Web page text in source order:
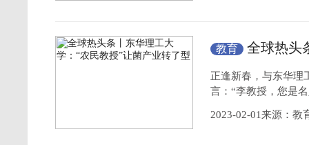
教育
全球热头
产业转了型
正逢新春，与东华理
言：“李教授，您是
2023-02-01来源：教